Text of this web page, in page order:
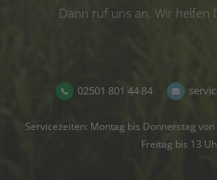
Dann ruf uns an. Wir helfen
02501 801 44 84
Servicezeiten: Montag bis Donnerstag
Freitag bis 13